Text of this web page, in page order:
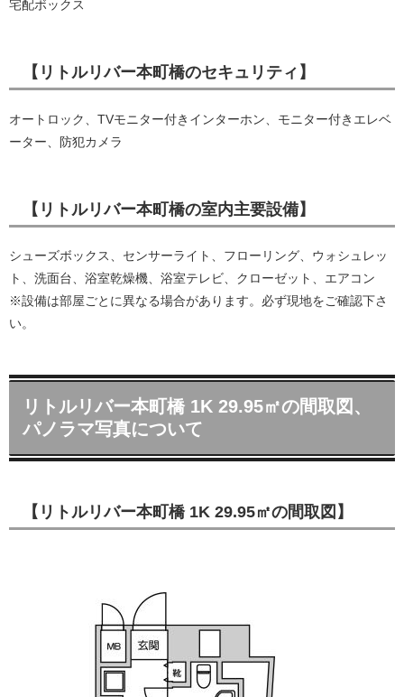
宅配ボックス
【リトルリバー本町橋のセキュリティ】
オートロック、TVモニター付きインターホン、モニター付きエレベ
ーター、防犯カメラ
【リトルリバー本町橋の室内主要設備】
シューズボックス、センサーライト、フローリング、ウォシュレッ
ト、洗面台、浴室乾燥機、浴室テレビ、クローゼット、エアコン
※設備は部屋ごとに異なる場合があります。必ず現地をご確認下さ
い。
リトルリバー本町橋 1K 29.95㎡の間取図、
パノラマ写真について
【リトルリバー本町橋 1K 29.95㎡の間取図】